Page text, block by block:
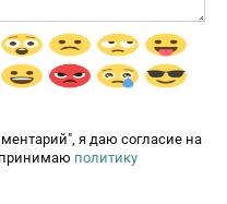
я даю согласие на
принимаю политику